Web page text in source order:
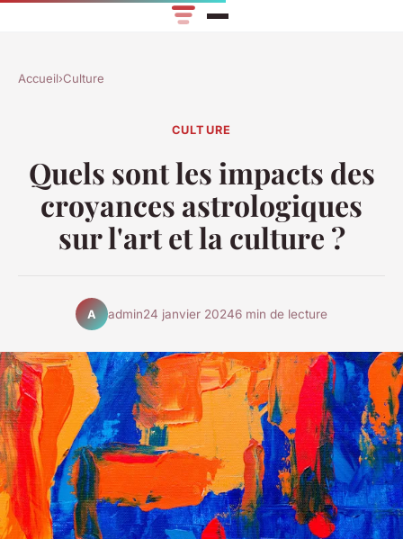
Accueil›Culture
CULTURE
Quels sont les impacts des
croyances astrologiques
sur l'art et la culture ?
A admin24 janvier 20246 min de lecture